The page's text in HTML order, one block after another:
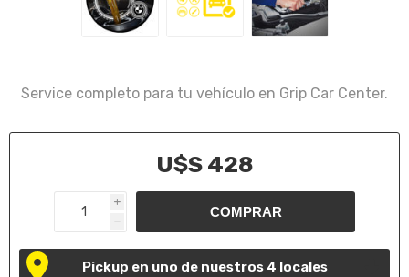
Service completo para tu vehículo en Grip Car Center.
U$S 428
i
h
Pickup en uno de nuestros 4 locales